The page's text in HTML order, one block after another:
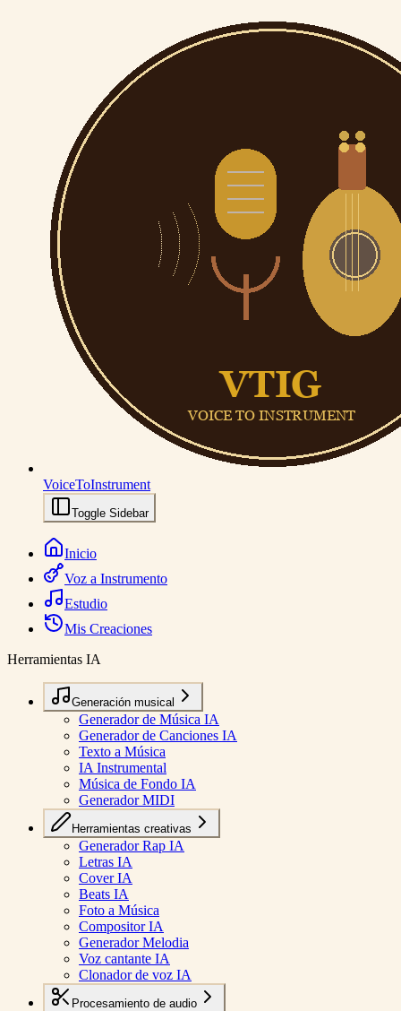
VoiceToInstrument
Toggle Sidebar
Inicio
Voz a Instrumento
Estudio
Mis Creaciones
Herramientas IA
Generación musical
Generador de Música IA
Generador de Canciones IA
Texto a Música
IA Instrumental
Música de Fondo IA
Generador MIDI
Herramientas creativas
Generador Rap IA
Letras IA
Cover IA
Beats IA
Foto a Música
Compositor IA
Generador Melodia
Voz cantante IA
Clonador de voz IA
Procesamiento de audio